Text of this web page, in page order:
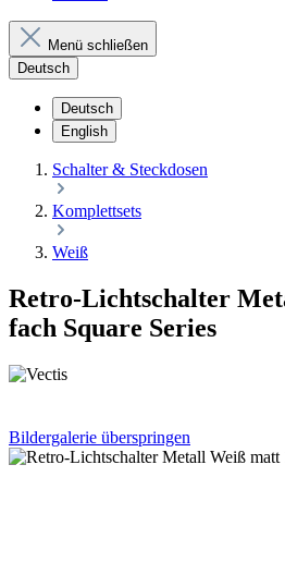
Menü schließen
Deutsch
Deutsch
English
Schalter & Steckdosen
Komplettsets
Weiß
Retro-Lichtschalter
fach Square Series
Bildergalerie überspringen